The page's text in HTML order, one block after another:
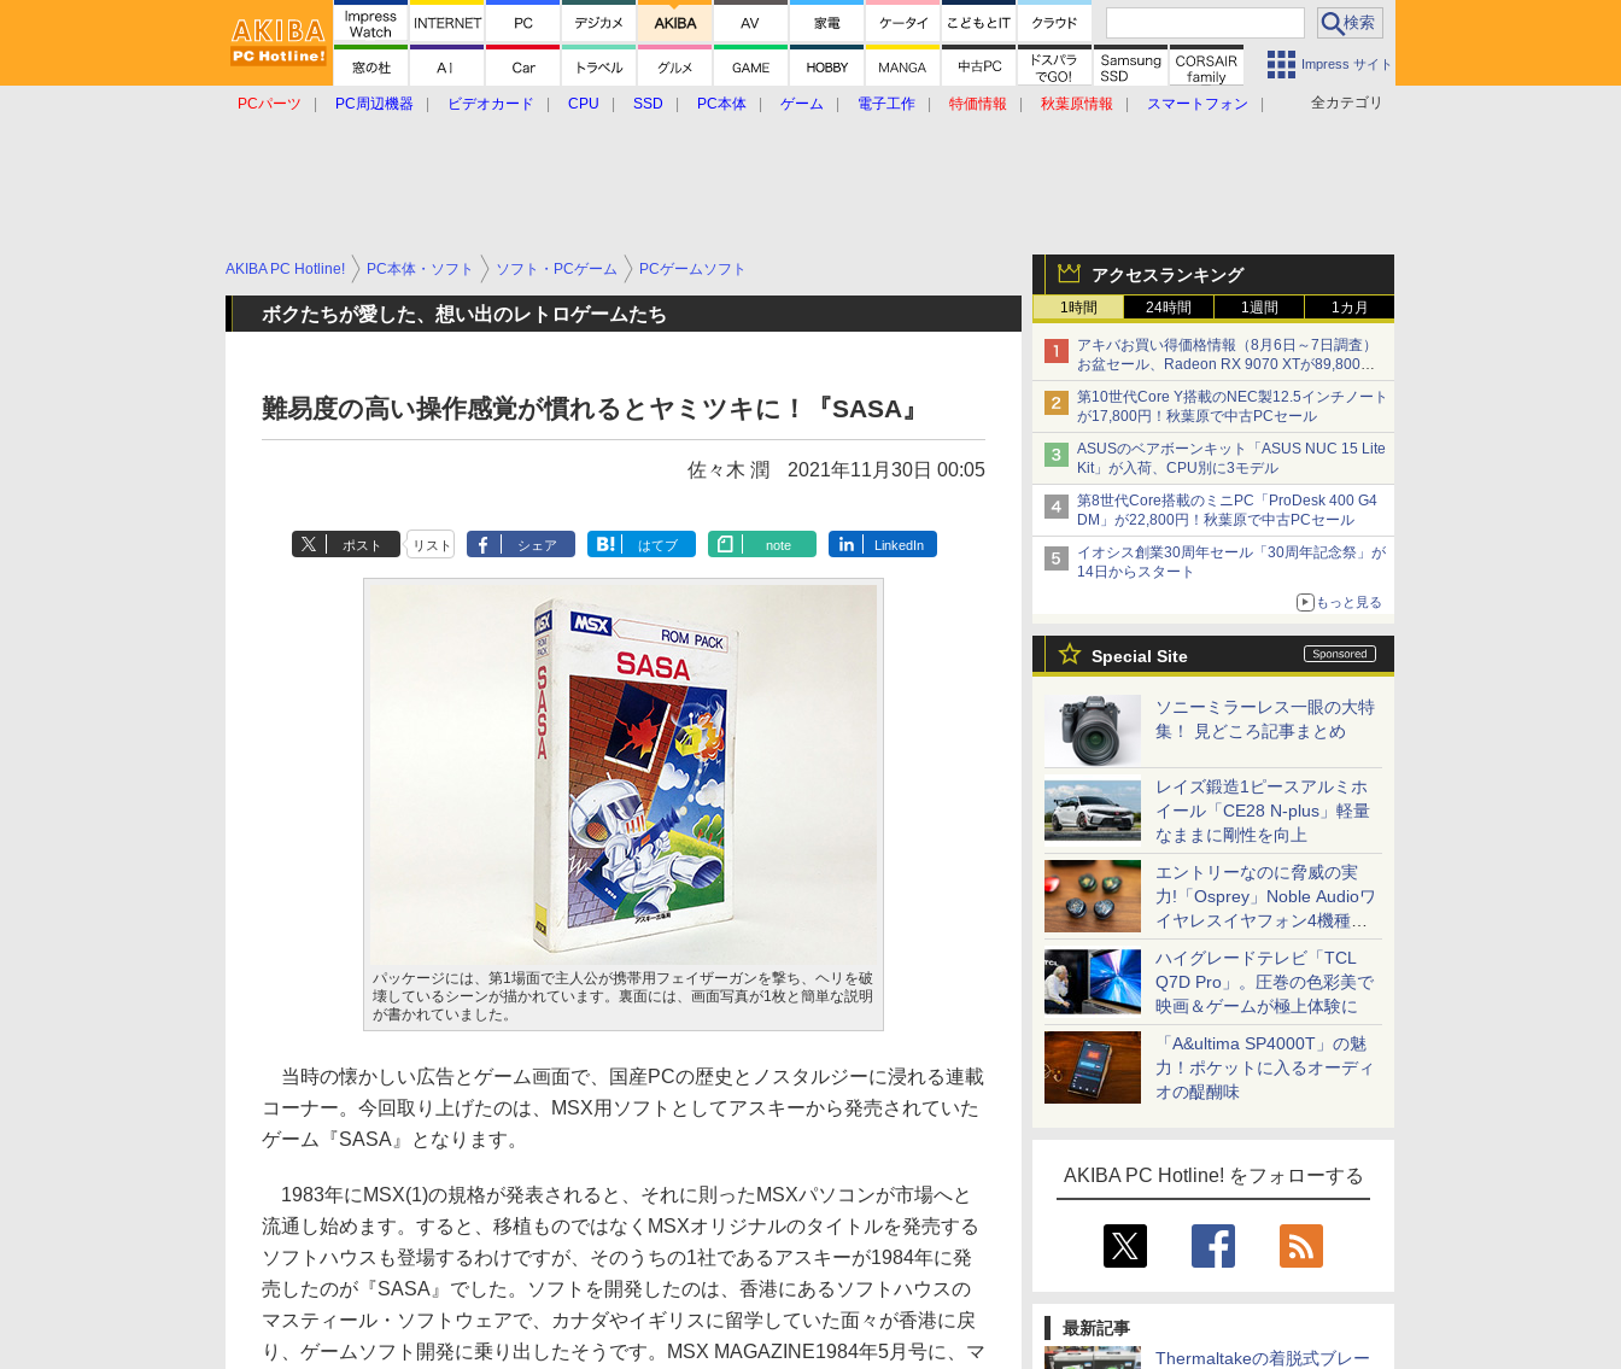
Impress サイト
全カテゴリ
PCパーツ PC周辺機器 ビデオカード CPU SSD PC本体 ゲーム 電子工作 特価情報 秋葉原情報
スマートフォン
アクセスランキング
1時間 24時間 1週間 1カ月
アキバお買い得価格情報（8月6日～7日調査）
お盆セール、Radeon RX 9070 XTが89,800
円、水平周波数24.8kHz対応の17型モニターが
9,801円、暑さ指数連動セール ほか
第10世代Core Y搭載のNEC製12.5インチノート
が17,800円！秋葉原で中古PCセール
ASUSのベアボーンキット「ASUS NUC 15 Lite
Kit」が入荷、CPU別に3モデル
第8世代Core搭載のミニPC「ProDesk 400 G4
DM」が22,800円！秋葉原で中古PCセール
イオシス創業30周年セール「30周年記念祭」が
14日からスタート
もっと見る
Special Site
ソニーミラーレス一眼の大特
集！ 見どころ記事まとめ
レイズ鍛造1ピースアルミホ
イール「CE28 N-plus」軽量
なままに剛性を向上
エントリーなのに脅威の実
力!「Osprey」Noble Audioワ
イヤレスイヤフォン4機種を
一気に聴く
ハイグレードテレビ「TCL
Q7D Pro」。圧巻の色彩美で
映画＆ゲームが極上体験に
「A&ultima SP4000T」の魅
力！ポケットに入るオーディ
オの醍醐味
AKIBA PC Hotline! をフォローする
最新記事
Thermaltakeの着脱式ブレー
AKIBA PC Hotline! PC本体・ソフト ソフト・PCゲーム PCゲームソフト
ボクたちが愛した、想い出のレトロゲームたち
難易度の高い操作感覚が慣れるとヤミツキに！『SASA』
佐々木 潤 2021年11月30日 00:05
ポスト リスト シェア はてブ note LinkedIn
パッケージには、第1場面で主人公が携帯用フェイザーガンを撃ち、ヘリを破
壊しているシーンが描かれています。裏面には、画面写真が1枚と簡単な説明
が書かれていました。
当時の懐かしい広告とゲーム画面で、国産PCの歴史とノスタルジーに浸れる連載
コーナー。今回取り上げたのは、MSX用ソフトとしてアスキーから発売されていた
ゲーム『SASA』となります。
1983年にMSX(1)の規格が発表されると、それに則ったMSXパソコンが市場へと
流通し始めます。すると、移植ものではなくMSXオリジナルのタイトルを発売する
ソフトハウスも登場するわけですが、そのうちの1社であるアスキーが1984年に発
売したのが『SASA』でした。ソフトを開発したのは、香港にあるソフトハウスの
マスティール・ソフトウェアで、カナダやイギリスに留学していた面々が香港に戻
り、ゲームソフト開発に乗り出したそうです。MSX MAGAZINE1984年5月号に、マ